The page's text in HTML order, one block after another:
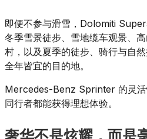
即便不参与滑雪，Dolomiti
冬季雪景徒步、雪地缆车观景、
村，以及夏季的徒步、骑行与自
全年皆宜的目的地。
Mercedes-Benz Sprinter 的灵活
同行者都能获得理想体验。
奢华不是炫耀，而是